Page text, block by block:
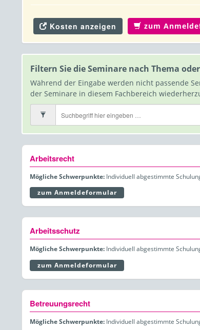
Kosten anzeigen zum
Filtern Sie die Seminare nach Thema
Während der Eingabe werden nicht passende
der Seminare in diesem Fachbereich
nach
Arbeitsrecht
Mögliche Schwerpunkte: Individuell abgestimmte
zum Anmeldeformular
Arbeitsschutz
Mögliche Schwerpunkte: Individuell abgestimmte
zum Anmeldeformular
Betreuungsrecht
Mögliche Schwerpunkte: Individuell abgestimmte